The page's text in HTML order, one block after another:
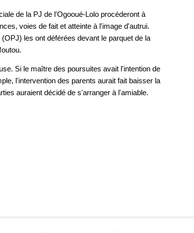
de la PJ de l'Ogooué-Lolo procéderont à
voies de fait et atteinte à l'image d'autrui.
les ont déférées devant le parquet de la
Si le maître des poursuites avait l'intention de
l'intervention des parents aurait fait baisser la
auraient décidé de s'arranger à l'amiable.